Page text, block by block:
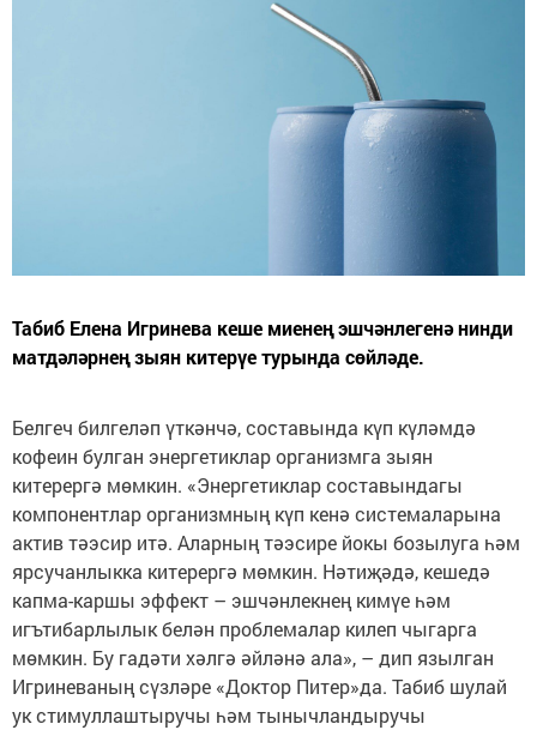
Табиб Елена Игринева кеше миенең эшчәнлегенә нинди
матдәләрнең зыян китерүе турында сөйләде.
Белгеч билгеләп үткәнчә, составында күп күләмдә
кофеин булган энергетиклар организмга зыян
китерергә мөмкин. «Энергетиклар составындагы
компонентлар организмның күп кенә системаларына
актив тәэсир итә. Аларның тәэсире йокы бозылуга һәм
ярсучанлыкка китерергә мөмкин. Нәтиҗәдә, кешедә
капма-каршы эффект – эшчәнлекнең кимүе һәм
игътибарлылык белән проблемалар килеп чыгарга
мөмкин. Бу гадәти хәлгә әйләнә ала», – дип язылган
Игриневаның сүзләре «Доктор Питер»да. Табиб шулай
ук стимуллаштыручы һәм тынычландыручы